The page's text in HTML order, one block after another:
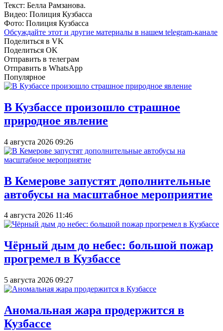
Текст: Белла Рамзанова.
Видео: Полиция Кузбасса
Фото: Полиция Кузбасса
Обсуждайте этот и другие материалы в нашем telegram-канале
Поделиться в VK
Поделиться OK
Отправить в телеграм
Отправить в WhatsApp
Популярное
В Кузбассе произошло страшное
природное явление
4 августа 2026 09:26
В Кемерове запустят дополнительные
автобусы на масштабное мероприятие
4 августа 2026 11:46
Чёрный дым до небес: большой пожар
прогремел в Кузбассе
5 августа 2026 09:27
Аномальная жара продержится в
Кузбассе